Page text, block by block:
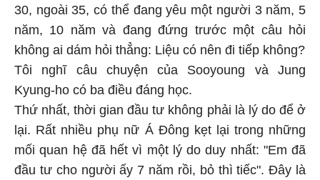
30, ngoài 35, có thể đang yêu một người 3 năm, 5
năm, 10 năm và đang đứng trước một câu hỏi
không ai dám hỏi thẳng: Liệu có nên đi tiếp không?
Tôi nghĩ câu chuyện của Sooyoung và Jung
Kyung-ho có ba điều đáng học.
Thứ nhất, thời gian đầu tư không phải là lý do để ở
lại. Rất nhiều phụ nữ Á Đông kẹt lại trong những
mối quan hệ đã hết vì một lý do duy nhất: "Em đã
đầu tư cho người ấy 7 năm rồi, bỏ thì tiếc". Đây là